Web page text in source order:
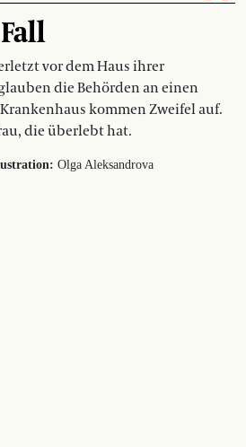
vor dem Haus ihrer
die Behörden an einen
kommen Zweifel auf.
die überlebt hat.
Olga Aleksandrova